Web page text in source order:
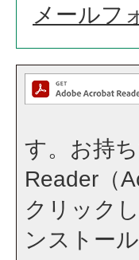
メールフ
す。お持
Reader（
クリック
ンストー